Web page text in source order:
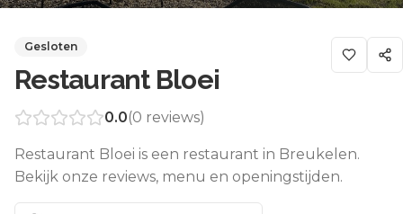
Gesloten
Restaurant Bloei
0.0(0 reviews)
Restaurant Bloei is een restaurant in Breukelen.
Bekijk onze reviews, menu en openingstijden.